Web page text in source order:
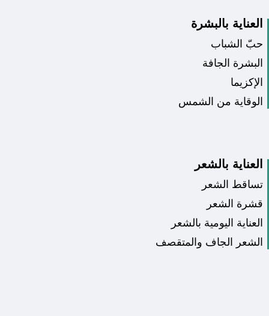
العناية بالبشرة
حبّ الشباب
البشرة الجافة
الإكزيما
الوقاية من الشمس
العناية بالشعر
تساقط الشعر
قشرة الشعر
العناية اليومية بالشعر
الشعر الجاف والمتقصف